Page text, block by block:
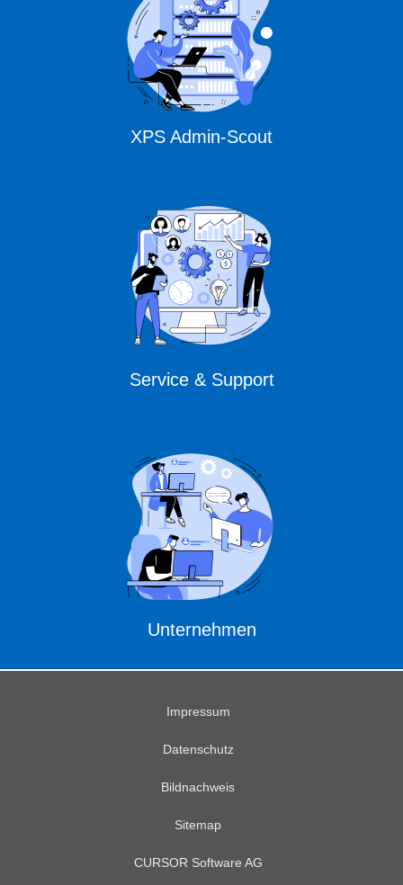
XPS Admin-Scout
Service & Support
Unternehmen
Impressum
Datenschutz
Bildnachweis
Sitemap
CURSOR Software AG